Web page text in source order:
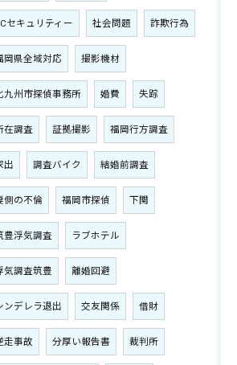
セキュリティー 社会問題 詐欺行為
岡県全域対応 撮影機材
九州市探偵事務所 婚費 失踪
在調査 証拠撮影 福岡行方調査
出 調査バイク 結婚前調査
側の不倫 福岡市探偵 下関
豊浮気調査 ラブホテル
気調査筑豊 離婚回避
ンデレラ退出 交友関係 借財
走事故 分厚い報告書 裁判所